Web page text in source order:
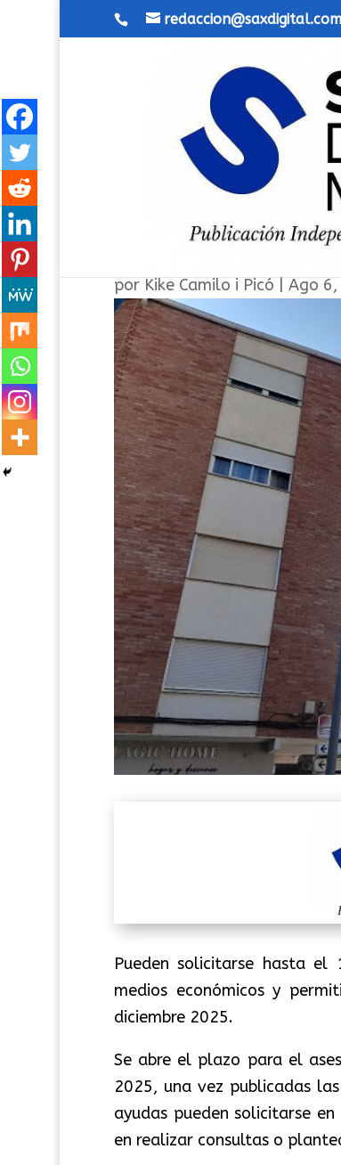
redaccion@saxdigital.com
Sax abre el plazo
por Kike Camilo i Picó Ago
Pueden solicitarse hasta el
medios económicos y
diciembre 2025.
Se abre el plazo para el
2025, una vez publicadas
ayudas pueden solicitarse
en realizar consultas o